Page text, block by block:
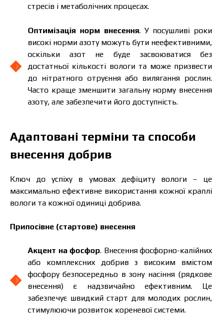
стресів і метаболічних процесах.
Оптимізація норм внесення. У посушливі роки
високі норми азоту можуть бути неефективними,
оскільки азот не буде засвоюватися без
достатньої кількості вологи та може призвести
до нітратного отруєння або вилягання рослин.
Часто краще зменшити загальну норму внесення
азоту, але забезпечити його доступність.
Адаптовані терміни та способи
внесення добрив
Ключ до успіху в умовах дефіциту вологи – це
максимально ефективне використання кожної краплі
вологи та кожної одиниці добрива.
Припосівне (стартове) внесення
Акцент на фосфор. Внесення фосфорно-калійних
або комплексних добрив з високим вмістом
фосфору безпосередньо в зону насіння (рядкове
внесення) є надзвичайно ефективним. Це
забезпечує швидкий старт для молодих рослин,
стимулюючи розвиток кореневої системи.